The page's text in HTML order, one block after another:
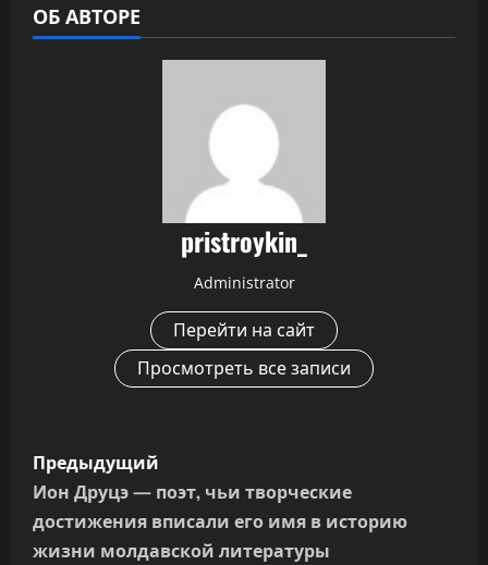
ОБ АВТОРЕ
pristroykin_
Administrator
Перейти на сайт
Просмотреть все записи
Н
а
в
Предыдущий
Ион Друцэ — поэт, чьи творческие
достижения вписали его имя в историю
жизни молдавской литературы